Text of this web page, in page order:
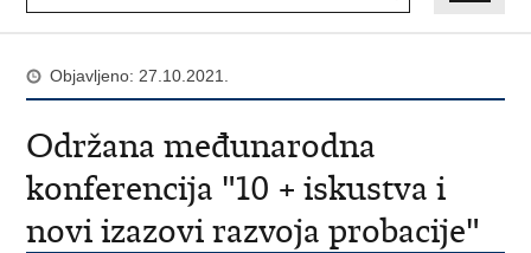
Objavljeno: 27.10.2021.
Održana međunarodna
konferencija "10 + iskustva i
novi izazovi razvoja probacije"